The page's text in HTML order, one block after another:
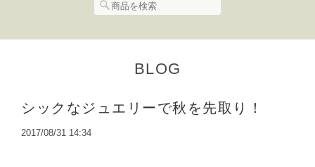
BLOG
シックなジュエリーで秋を先取り！
2017/08/31 14:34